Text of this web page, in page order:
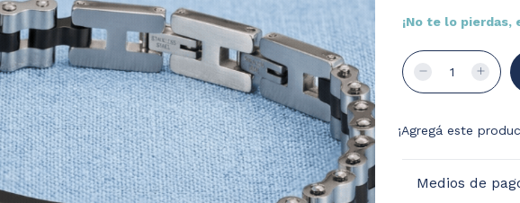
¡No te lo pierdas,
¡Agregá este
Medios de